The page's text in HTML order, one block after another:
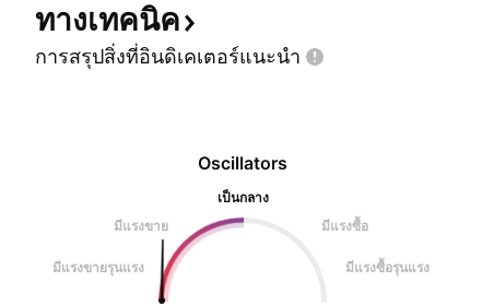
ทางเทคนิค
การสรุปสิ่งที่อินดิเคเตอร์แนะนำ
Oscillators
เป็นกลาง
มีแรงขาย
มีแรงซื้อ
มีแรงขายรุนแรง มีแรงซื้อรุนแรง